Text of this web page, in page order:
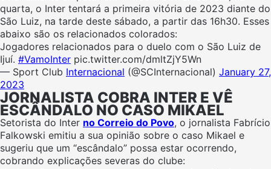
quarta, o Inter tentará a primeira vitória de 2023 diante do
São Luiz, na tarde deste sábado, a partir das 16h30. Esses
abaixo são os relacionados colorados:
Jogadores relacionados para o duelo com o São Luiz de
Ijuí. #VamoInter pic.twitter.com/dmltZjY5Wn
— Sport Club Internacional (@SCInternacional) January 27,
2023
JORNALISTA COBRA INTER E VÊ
ESCÂNDALO NO CASO MIKAEL
Setorista do Inter no Correio do Povo, o jornalista Fabrício
Falkowski emitiu a sua opinião sobre o caso Mikael e
sugeriu que um “escândalo” possa estar ocorrendo,
cobrando explicações severas do clube: